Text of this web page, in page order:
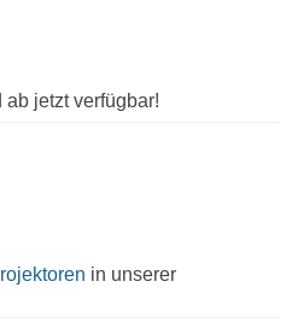
jetzt verfügbar!
in unserer